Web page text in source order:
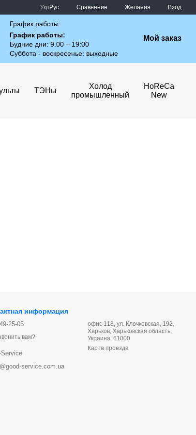
Укр Рус Сравнение Желания Вход
График работы:
График работы:
Будние дни: 9.00 – 19:00
Суббота - воскресенье: выходные
Мой заказ
ТЭНы
Холод
промышленный
HoReCa
New
информация
25-05
вам?
Service
service.com.ua
офис 118, ул. Клочковская, 192,
Харьков, Харьковская область,
Украина, 61000
Карта проезда